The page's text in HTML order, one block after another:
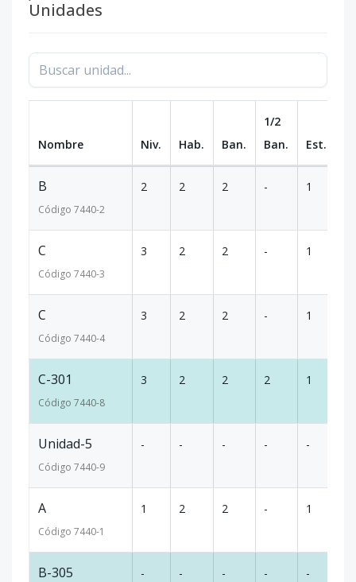
Unidades
Nombre Niv. Hab. Ban.
1/2
Ban.
Est.
B
Código 7440-2
2 2 2 - 1
C
Código 7440-3
3 2 2 - 1
C
Código 7440-4
3 2 2 - 1
C-301
Código 7440-8
3 2 2 2 1
Unidad-5
Código 7440-9
- - - - -
A
Código 7440-1
1 2 2 - 1
B-305 - - - - -